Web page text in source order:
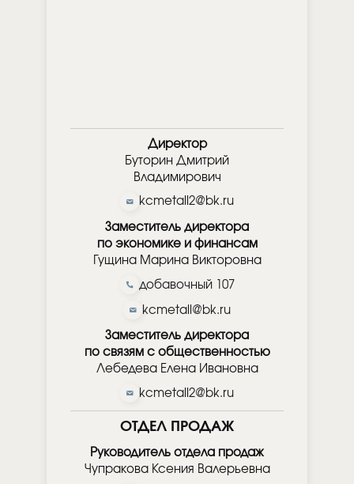
Директор
Буторин Дмитрий
Владимирович
kcmetall2@bk.ru
Заместитель директора
по экономике и финансам
Гущина Марина Викторовна
добавочный 107
kcmetall@bk.ru
Заместитель директора
по связям с общественностью
Лебедева Елена Ивановна
kcmetall2@bk.ru
ОТДЕЛ ПРОДАЖ
Руководитель отдела продаж
Чупракова Ксения Валерьевна